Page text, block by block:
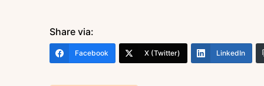
Share via:
Facebook X (Twitter) LinkedIn